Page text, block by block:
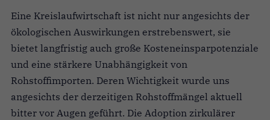
Eine Kreislaufwirtschaft ist nicht nur angesichts der
ökologischen Auswirkungen erstrebenswert, sie
bietet langfristig auch große Kosteneinsparpotenziale
und eine stärkere Unabhängigkeit von
Rohstoffimporten. Deren Wichtigkeit wurde uns
angesichts der derzeitigen Rohstoffmängel aktuell
bitter vor Augen geführt. Die Adoption zirkulärer